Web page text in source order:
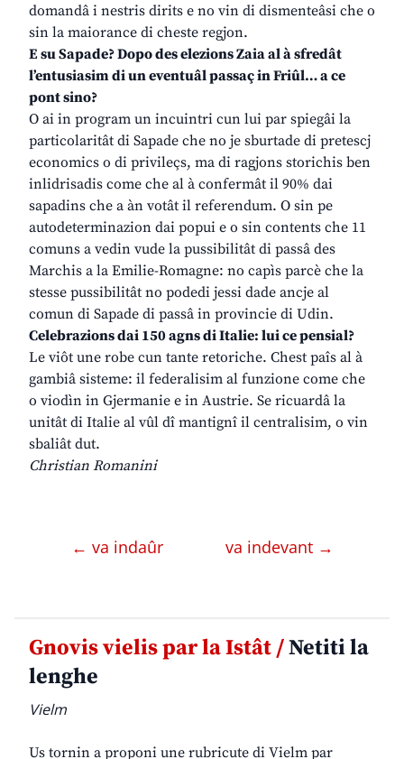
domandâ i nestris dirits e no vin di dismenteâsi che o
sin la maiorance di cheste regjon.
E su Sapade? Dopo des elezions Zaia al à sfredât
l’entusiasim di un eventuâl passaç in Friûl… a ce
pont sino?
O ai in program un incuintri cun lui par spiegâi la
particolaritât di Sapade che no je sburtade di pretescj
economics o di privileçs, ma di ragjons storichis ben
inlidrisadis come che al à confermât il 90% dai
sapadins che a àn votât il referendum. O sin pe
autodeterminazion dai popui e o sin contents che 11
comuns a vedin vude la pussibilitât di passâ des
Marchis a la Emilie-Romagne: no capìs parcè che la
stesse pussibilitât no podedi jessi dade ancje al
comun di Sapade di passâ in provincie di Udin.
Celebrazions dai 150 agns di Italie: lui ce pensial?
Le viôt une robe cun tante retoriche. Chest paîs al à
gambiâ sisteme: il federalisim al funzione come che
o viodìn in Gjermanie e in Austrie. Se ricuardâ la
unitât di Italie al vûl dî mantignî il centralisim, o vin
sbaliât dut.
Christian Romanini
← va indaûr va indevant →
Gnovis vielis par la Istât /Netiti la
lenghe
Vielm
Us tornin a proponi une rubricute di Vielm par